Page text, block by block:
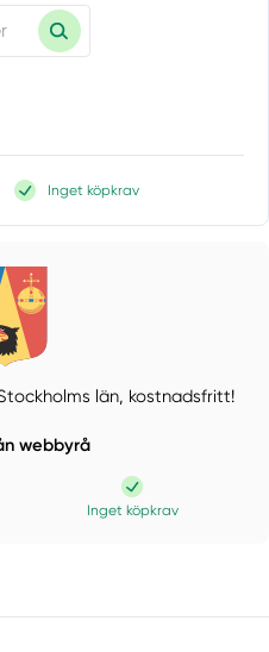
Inget köpkrav
län, kostnadsfritt!
webbyrå
Inget köpkrav